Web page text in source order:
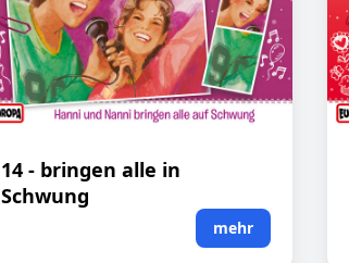
14 - bringen alle in
Schwung
mehr